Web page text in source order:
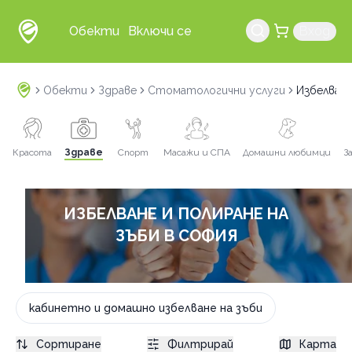
Обекти Включи се
Обекти Здраве Стоматологични услуги
Красота Здраве Спорт Масажи и СПА Домашни любимци
ИЗБЕЛВАНЕ И ПОЛИРАНЕ НА
ЗЪБИ В СОФИЯ
кабинетно и домашно избелване на зъби
Сортиране Филтрирай Карта